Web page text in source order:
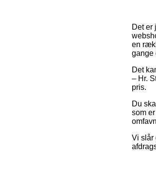
Det er
en
gange
Det
– Hr.
pris.
Du
som
Vi slår